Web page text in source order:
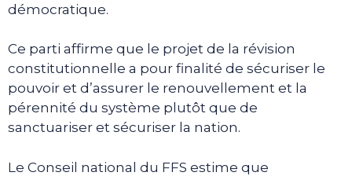
démocratique.
Ce parti affirme que le projet de la révision
constitutionnelle a pour finalité de sécuriser le
pouvoir et d’assurer le renouvellement et la
pérennité du système plutôt que de
sanctuariser et sécuriser la nation.
Le Conseil national du FFS estime que